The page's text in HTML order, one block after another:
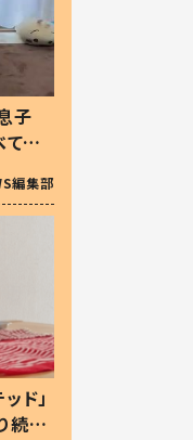
子
てを
編集部
ド」
続け